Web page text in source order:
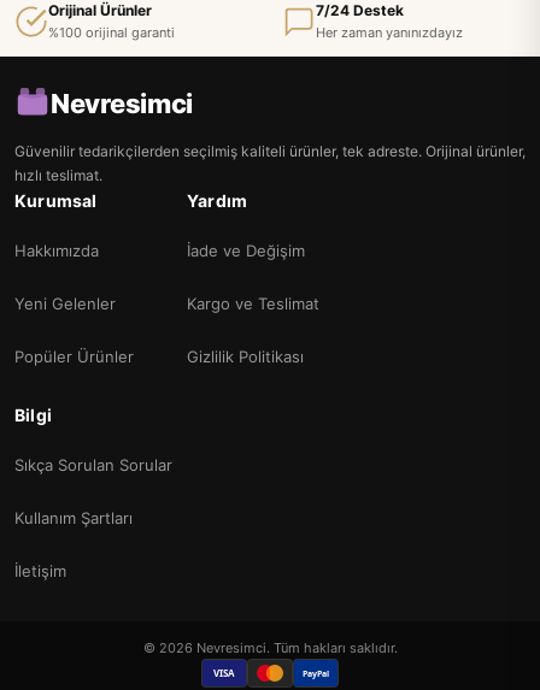
Orijinal Ürünler
%100 orijinal garanti
7/24 Destek
Her zaman yanınızdayız
Nevresimci
Güvenilir tedarikçilerden seçilmiş kaliteli ürünler, tek adreste. Orijinal ürünler,
hızlı teslimat.
Kurumsal
Hakkımızda
Yeni Gelenler
Popüler Ürünler
Yardım
İade ve Değişim
Kargo ve Teslimat
Gizlilik Politikası
Bilgi
Sıkça Sorulan Sorular
Kullanım Şartları
İletişim
© 2026 Nevresimci. Tüm hakları saklıdır.
VISA PayPal